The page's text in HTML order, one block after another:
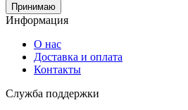
Принимаю
Информация
О нас
Доставка и оплата
Контакты
Служба поддержки